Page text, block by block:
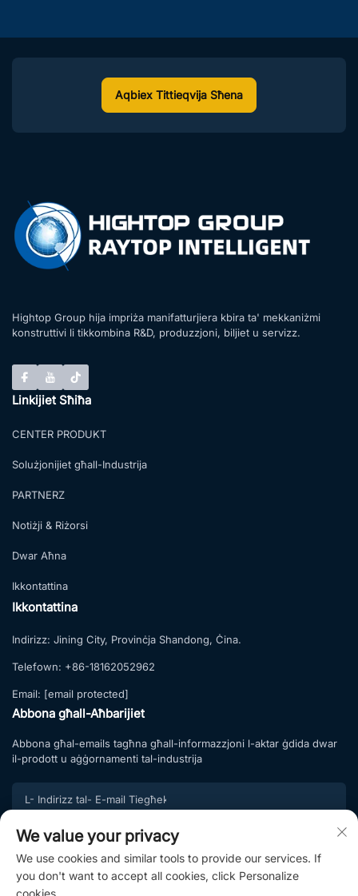
Aqbiex Tittieqvija Sħena
Hightop Group hija impriża manifatturjiera kbira ta' mekkaniżmi
konstruttivi li tikkombina R&D, produzzjoni, biljiet u servizz.
Linkijiet Sħiħa
CENTER PRODUKT
Solużjonijiet għall-Industrija
PARTNERZ
Notiżji & Riżorsi
Dwar Aħna
Ikkontattina
Ikkontattina
Indirizz: Jining City, Provinċja Shandong, Ċina.
Telefown: +86-18162052962
Email: [email protected]
Abbona għall-Aħbarijiet
Abbona għal-emails tagħna għall-informazzjoni l-aktar ġdida dwar
il-prodott u aġġornamenti tal-industrija
Iscriviti
Ingħaqad mal-lista tal-abbonament tagħna u ħu offerti esklużivi u
konsillieri professjonali.
We value your privacy
We use cookies and similar tools to provide our services. If
you don't want to accept all cookies, click Personalize
cookies.